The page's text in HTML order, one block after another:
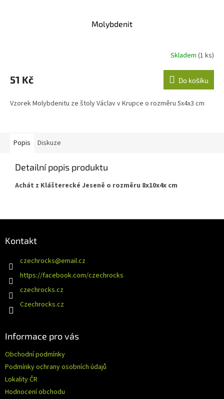
Molybdenit
Skladem (1 ks)
51 Kč Do košíku
Vzorek Molybdenitu ze štoly Václav v Krupce o rozměru 5x4x3 cm
Popis Diskuze
Detailní popis produktu
Achát z Klášterecké Jeseně o rozměru 8x10x4x cm
Kontakt
czechrocks@email.cz
https://facebook.com/czechrocks
czechrocks.cz
Czechrocks.cz
Informace pro vás
Obchodní podmínky
Podmínky ochrany osobních údajů
Lokality ČR
Hodnocení obchodu